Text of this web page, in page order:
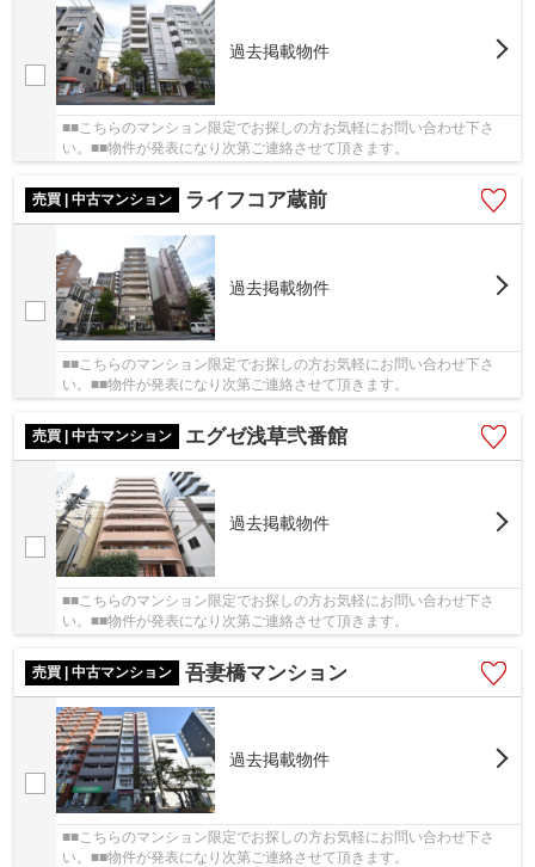
過去掲載物件
■■こちらのマンション限定でお探しの方お気軽にお問い合わせ下さ
い。■■物件が発表になり次第ご連絡させて頂きます。
売買 | 中古マンション ライフコア蔵前
過去掲載物件
■■こちらのマンション限定でお探しの方お気軽にお問い合わせ下さ
い。■■物件が発表になり次第ご連絡させて頂きます。
売買 | 中古マンション エグゼ浅草弐番館
過去掲載物件
■■こちらのマンション限定でお探しの方お気軽にお問い合わせ下さ
い。■■物件が発表になり次第ご連絡させて頂きます。
売買 | 中古マンション 吾妻橋マンション
過去掲載物件
■■こちらのマンション限定でお探しの方お気軽にお問い合わせ下さ
い。■■物件が発表になり次第ご連絡させて頂きます。